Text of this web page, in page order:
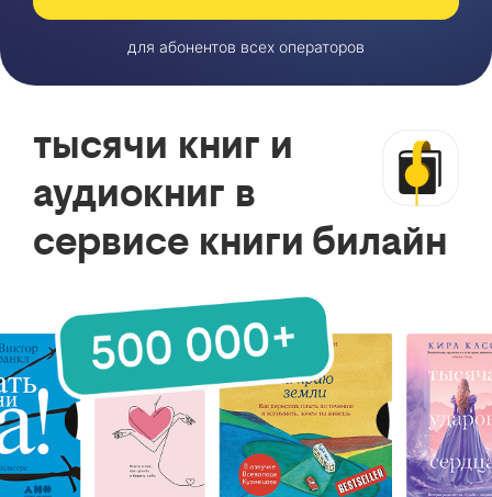
для абонентов всех операторов
тысячи книг и
аудиокниг в
сервисе книги билайн